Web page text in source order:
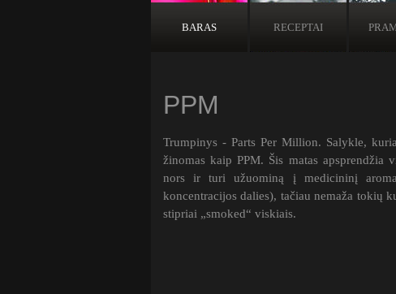
BARAS RECEPTAI
PPM
Trumpinys - Parts Per Million. Salykle,
žinomas kaip PPM. Šis matas
nors ir turi užuominą į medicininį
koncentracijos dalies), tačiau nemaža tokių
stipriai „smoked“ viskiais.